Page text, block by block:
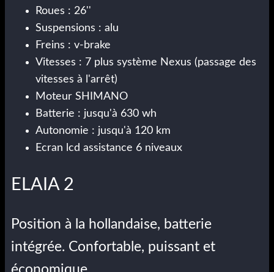
Roues : 26''
Suspensions : alu
Freins : v-brake
Vitesses : 7 plus système Nexus (passage des
vitesses à l'arrêt)
Moteur SHIMANO
Batterie : jusqu'à 630 wh
Autonomie : jusqu'à 120 km
Ecran lcd assistance 6 niveaux
ELAIA 2
Position à la hollandaise, batterie
intégrée. Confortable, puissant et